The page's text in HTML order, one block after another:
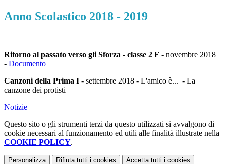
Anno Scolastico 2018 - 2019
Ritorno al passato verso gli Sforza - classe 2 F - novembre 2018
- Documento
Canzoni della Prima I - settembre 2018 - L'amico è... - La
canzone dei protisti
Notizie
Questo sito o gli strumenti terzi da questo utilizzati si avvalgono di
cookie necessari al funzionamento ed utili alle finalità illustrate nella
COOKIE POLICY.
Personalizza Rifiuta tutti i cookies Accetta tutti i cookies